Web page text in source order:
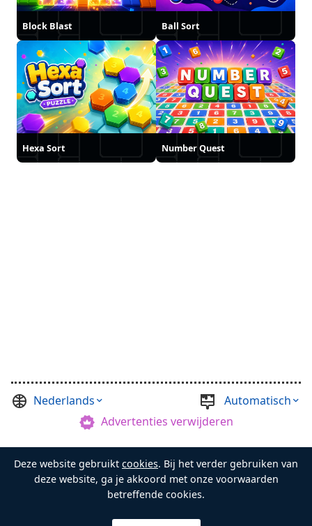
Block Blast Ball Sort
Hexa Sort Number Quest
Nederlands
Automatisch
Advertenties verwijderen
©Casual Games Collection, 2021-2026. Designed by
FINAL LEVEL. Voorwaarden Privacy Schatbewaarder
Deze website gebruikt cookies. Bij het verder gebruiken van
deze website, ga je akkoord met onze voorwaarden
betreffende cookies.